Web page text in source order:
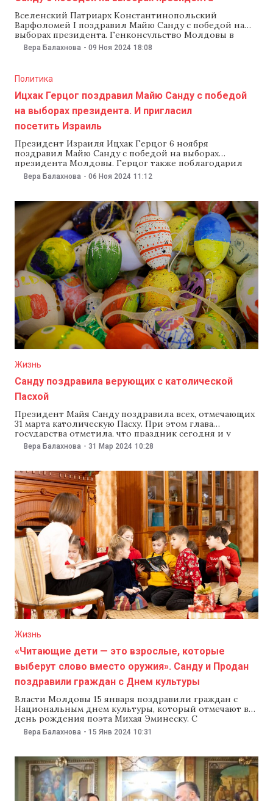
Вселенский Патриарх Константинопольский
Варфоломей I поздравил Майю Санду с победой на
выборах президента. Генконсульство Молдовы в
Стамбуле 9 ноября опубликовало поздравление на
своей странице в соцсетях. В консульстве рассказали,
письмо, в котором он поздравляет Майю Санду с
переизбранием на пост президента. «Мы радуемся
вместе с
Вера Балахнова - 09 Ноя 2024 18:08
Политика
Ицхак Герцог поздравил Майю Санду с победой
на выборах президента. И пригласил
посетить Израиль
Президент Израиля Ицхак Герцог 6 ноября
поздравил Майю Санду с победой на выборах
президента Молдовы. Герцог также поблагодарил
Санду за «твердую поддержку и солидарность» и
пригласил ее посетить Израиль. Поздравление
Израиле. «От имени государства Израиль и его
граждан я рад выразить самые теплые поздравления
Вера Балахнова - 06 Ноя 2024 11:12
Жизнь
Санду поздравила верующих с католической
Пасхой
Президент Майя Санду поздравила всех, отмечающих
31 марта католическую Пасху. При этом глава
государства отметила, что праздник сегодня и у
протестантов, и у прихожан армянских церквей.
«Желаю благословенной Пасхи всем католическим
апостольской церкви, которые сегодня празднуют
Воскресение господне! Светлого праздника!» —
написала глава государства в
Вера Балахнова - 31 Мар 2024 10:28
Жизнь
«Читающие дети — это взрослые, которые
выберут слово вместо оружия». Санду и Продан
поздравили граждан с Днем культуры
Власти Молдовы 15 января поздравили граждан с
Национальным днем культуры, который отмечают в
день рождения поэта Михая Эминеску. С
поздравлениями выступили президент Майя Санду и
министр культуры Серджиу Продан. Так, глава
больше фестивалей и других культурных
мероприятий, которые завоевывают все большую
аудиторию в
Вера Балахнова - 15 Янв 2024 10:31